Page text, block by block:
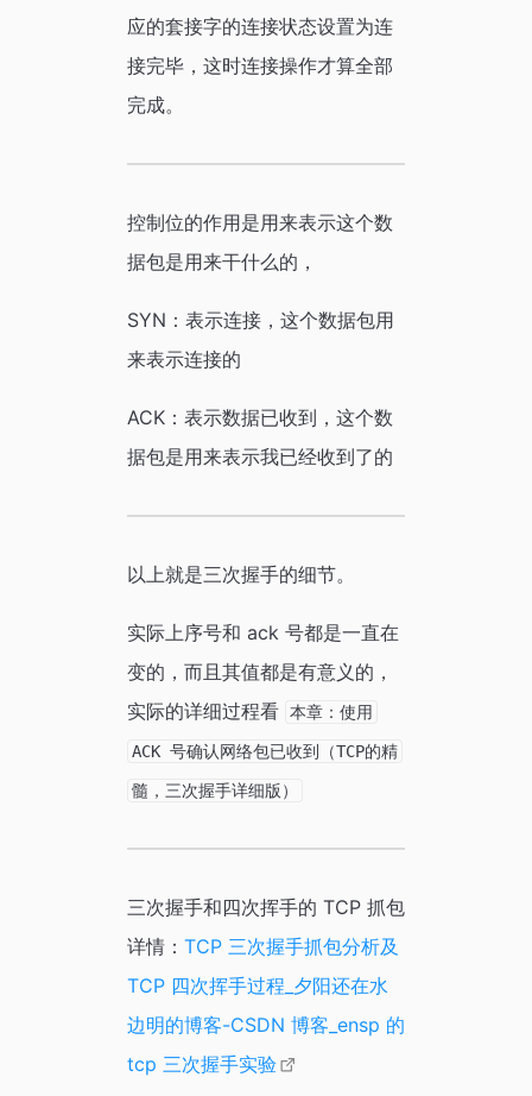
应的套接字的连接状态设置为连
接完毕，这时连接操作才算全部
完成。
控制位的作用是用来表示这个数
据包是用来干什么的，
SYN：表示连接，这个数据包用
来表示连接的
ACK：表示数据已收到，这个数
据包是用来表示我已经收到了的
以上就是三次握手的细节。
实际上序号和 ack 号都是一直在
变的，而且其值都是有意义的，
实际的详细过程看 本章：使用
ACK 号确认网络包已收到（TCP的精
髓，三次握手详细版）
三次握手和四次挥手的 TCP 抓包
详情： TCP 三次握手抓包分析及
TCP 四次挥手过程_夕阳还在水
边明的博客-CSDN 博客_ensp 的
tcp 三次握手实验